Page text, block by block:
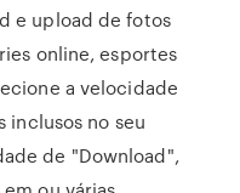
e upload de fotos
online, esportes
a velocidade
inclusos no seu
de "Download",